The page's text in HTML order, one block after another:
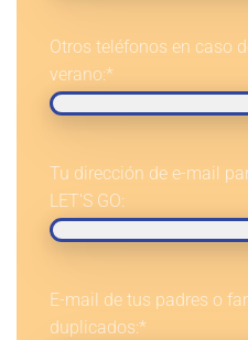
Otros teléfonos en caso
verano:*
Tu dirección de e-mail
LET'S GO:
E-mail de tus padres o
duplicados:*